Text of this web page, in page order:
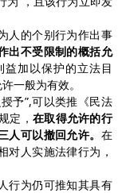
人的个别行为作出事
出不受限制的概括允
加以保护的立法目
一般为有效。
予”,可以类推《民法
定， 在取得允许的行
可以撤回允许。 在
对人实施法律行为，
行为仍可推知其具有